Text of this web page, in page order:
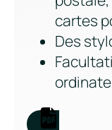
cartes
Des